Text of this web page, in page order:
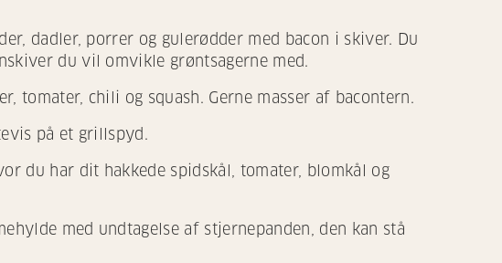
dadler, porrer og gulerødder med bacon i skiver. Du
du vil omvikle grøntsagerne med.
tomater, chili og squash. Gerne masser af bacontern.
på et grillspyd.
du har dit hakkede spidskål, tomater, blomkål og
med undtagelse af stjernepanden, den kan stå